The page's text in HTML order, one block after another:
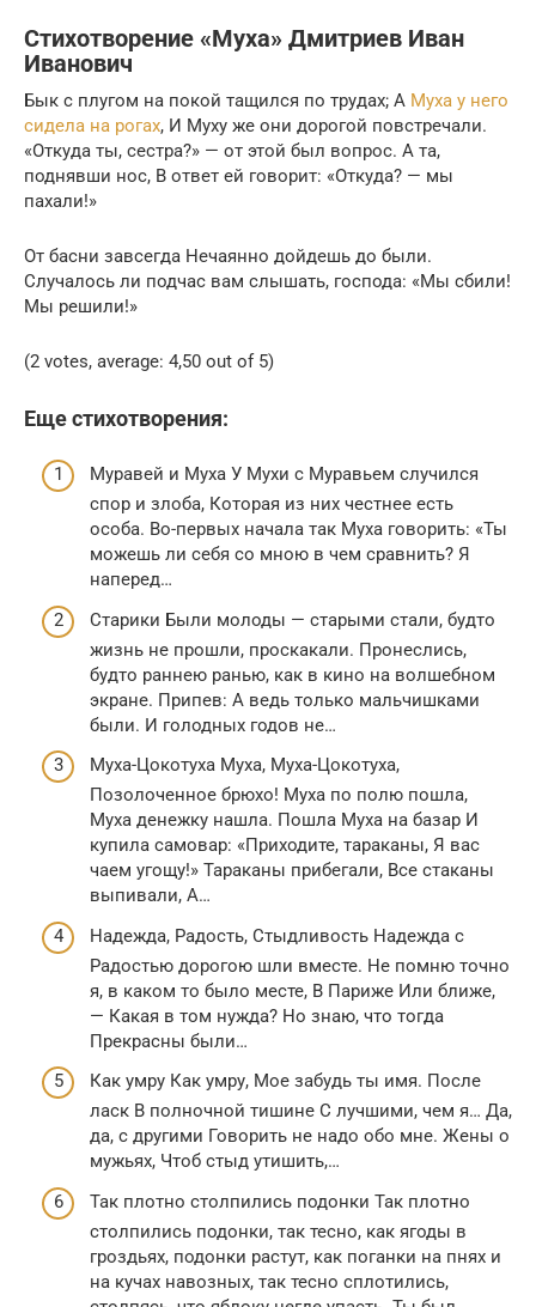
Стихотворение «Муха» Дмитриев Иван
Иванович
Бык с плугом на покой тащился по трудах; А Муха у него
сидела на рогах, И Муху же они дорогой повстречали.
«Откуда ты, сестра?» — от этой был вопрос. А та,
поднявши нос, В ответ ей говорит: «Откуда? — мы
пахали!»
От басни завсегда Нечаянно дойдешь до были.
Случалось ли подчас вам слышать, господа: «Мы сбили!
Мы решили!»
(2 votes, average: 4,50 out of 5)
Еще стихотворения:
Муравей и Муха У Мухи с Муравьем случился
спор и злоба, Которая из них честнее есть
особа. Во-первых начала так Муха говорить: «Ты
можешь ли себя со мною в чем сравнить? Я
наперед…
Старики Были молоды — старыми стали, будто
жизнь не прошли, проскакали. Пронеслись,
будто раннею ранью, как в кино на волшебном
экране. Припев: А ведь только мальчишками
были. И голодных годов не…
Муха-Цокотуха Муха, Муха-Цокотуха,
Позолоченное брюхо! Муха по полю пошла,
Муха денежку нашла. Пошла Муха на базар И
купила самовар: «Приходите, тараканы, Я вас
чаем угощу!» Тараканы прибегали, Все стаканы
выпивали, А…
Надежда, Радость, Стыдливость Надежда с
Радостью дорогою шли вместе. Не помню точно
я, в каком то было месте, В Париже Или ближе,
— Какая в том нужда? Но знаю, что тогда
Прекрасны были…
Как умру Как умру, Мое забудь ты имя. После
ласк В полночной тишине С лучшими, чем я… Да,
да, с другими Говорить не надо обо мне. Жены о
мужьях, Чтоб стыд утишить,…
Так плотно столпились подонки Так плотно
столпились подонки, так тесно, как ягоды в
гроздьях, подонки растут, как поганки на пнях и
на кучах навозных, так тесно сплотились,